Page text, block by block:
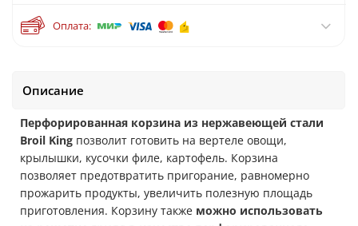
Оплата:
Описание
Перфорированная корзина из нержавеющей стали
Broil King позволит готовить на вертеле овощи,
крылышки, кусочки филе, картофель. Корзина
позволяет предотвратить пригорание, равномерно
прожарить продукты, увеличить полезную площадь
приготовления. Корзину также можно использовать